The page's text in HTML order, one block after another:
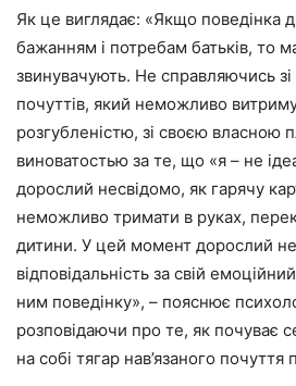
Як це виглядає: «Якщо поведінка
бажанням і потребам батьків, то
звинувачують. Не справляючись
почуттів, який неможливо
розгубленістю, зі своєю власною
виноватостью за те, що «я – не
дорослий несвідомо, як гарячу
неможливо тримати в руках,
дитини. У цей момент дорослий
відповідальність за свій
ним поведінку», – пояснює
розповідаючи про те, як почуває
на собі тягар нав’язаного почуття